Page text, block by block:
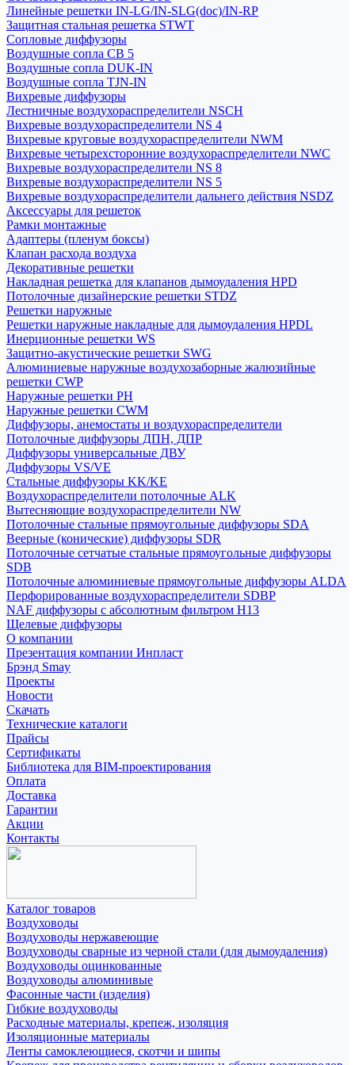
Линейные решетки IN-LG/IN-SLG(doc)/IN-RP
Защитная стальная решетка STWT
Сопловые диффузоры
Воздушные сопла СВ 5
Воздушные сопла DUK-IN
Воздушные сопла TJN-IN
Вихревые диффузоры
Лестничные воздухораспределители NSCH
Вихревые воздухораспределители NS 4
Вихревые круговые воздухораспределители NWM
Вихревые четырехсторонние воздухораспределители NWC
Вихревые воздухораспределители NS 8
Вихревые воздухораспределители NS 5
Вихревые воздухораспределители дальнего действия NSDZ
Аксессуары для решеток
Рамки монтажные
Адаптеры (пленум боксы)
Клапан расхода воздуха
Декоративные решетки
Накладная решетка для клапанов дымоудаления HPD
Потолочные дизайнерские решетки STDZ
Решетки наружные
Решетки наружные накладные для дымоудаления HPDL
Инерционные решетки WS
Защитно-акустические решетки SWG
Алюминиевые наружные воздухозаборные жалюзийные
решетки CWP
Наружные решетки РН
Наружные решетки CWM
Диффузоры, анемостаты и воздухораспределители
Потолочные диффузоры ДПН, ДПР
Диффузоры универсальные ДВУ
Диффузоры VS/VE
Стальные диффузоры KK/KE
Воздухораспределители потолочные ALK
Вытесняющие воздухораспределители NW
Потолочные стальные прямоугольные диффузоры SDA
Веерные (конические) диффузоры SDR
Потолочные сетчатые стальные прямоугольные диффузоры
SDB
Потолочные алюминиевые прямоугольные диффузоры ALDA
Перфорированные воздухораспределители SDBP
NAF диффузоры с абсолютным фильтром Н13
Щелевые диффузоры
О компании
Презентация компании Инпласт
Брэнд Smay
Проекты
Новости
Скачать
Технические каталоги
Прайсы
Сертификаты
Библиотека для BIM-проектирования
Оплата
Доставка
Гарантии
Акции
Контакты
Каталог товаров
Воздуховоды
Воздуховоды нержавеющие
Воздуховоды сварные из черной стали (для дымоудаления)
Воздуховоды оцинкованные
Воздуховоды алюминивые
Фасонные части (изделия)
Гибкие воздуховоды
Расходные материалы, крепеж, изоляция
Изоляционные материалы
Ленты самоклеющиеся, скотчи и шипы